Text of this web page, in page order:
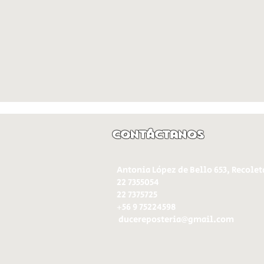
Contáctanos
Antonia López de Bello 653,
22 7355054
22 7375725
+56 9 75224598
ducereposteria@gmail.com